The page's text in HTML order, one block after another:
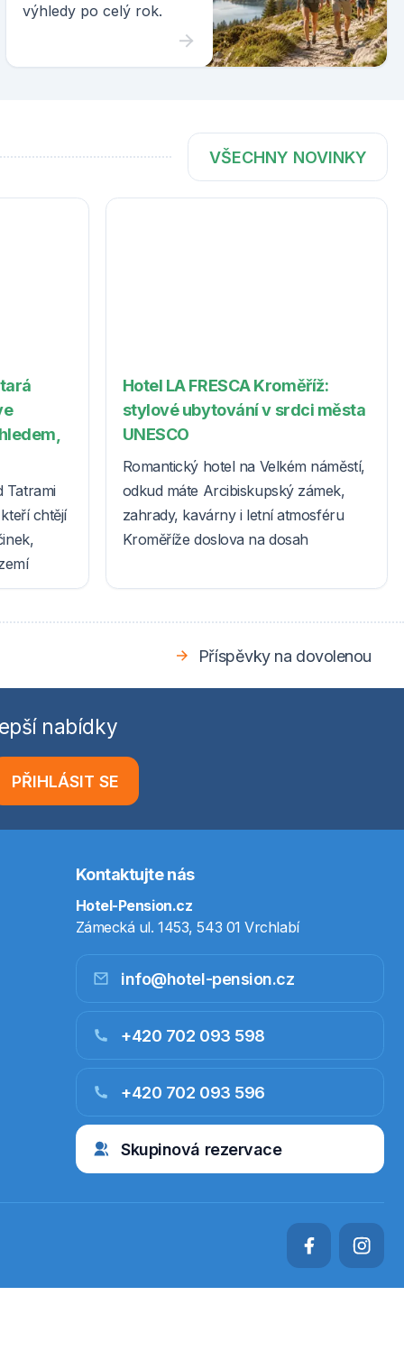
výhledy po celý rok.
VŠECHNY NOVINKY
Tatrami
chtějí
Hotel LA FRESCA Kroměříž:
stylové ubytování v srdci města
UNESCO
Romantický hotel na Velkém náměstí,
odkud máte Arcibiskupský zámek,
zahrady, kavárny i letní atmosféru
Kroměříže doslova na dosah
Příspěvky na dovolenou
nabídky
PŘIHLÁSIT SE
Kontaktujte nás
Hotel-Pension.cz
Zámecká ul. 1453, 543 01 Vrchlabí
info@hotel-pension.cz
+420 702 093 598
+420 702 093 596
Skupinová rezervace